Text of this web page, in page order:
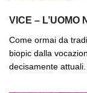
VICE – L’UOMO
Come ormai da
biopic dalla
decisamente attuali.